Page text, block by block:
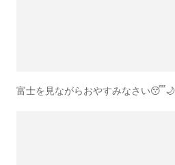
富士を見ながらおやすみなさい😴🌙